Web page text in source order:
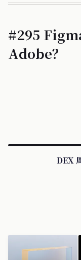
#295
Adobe？
DEX